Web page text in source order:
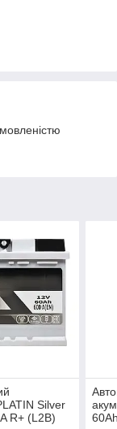
Silver
R+ (L2B)